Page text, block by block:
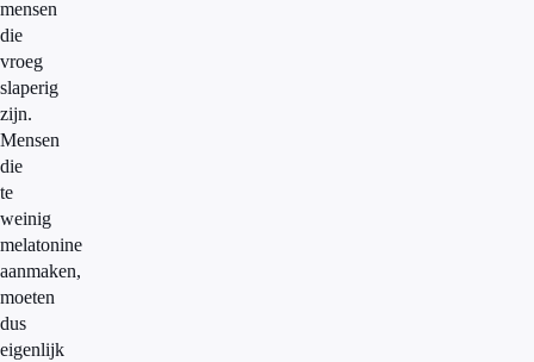
mensen
die
vroeg
slaperig
zijn.
Mensen
die
te
weinig
melatonine
aanmaken,
moeten
dus
eigenlijk